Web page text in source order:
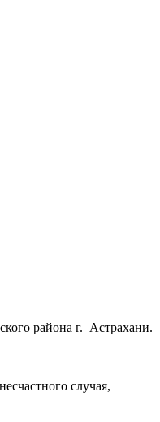
района г. Астрахани.
случая,